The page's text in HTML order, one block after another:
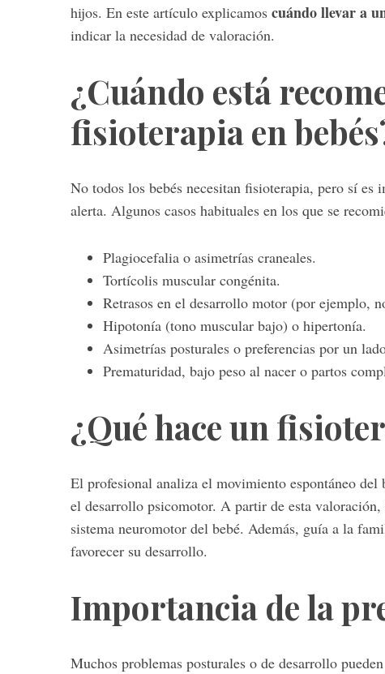
hijos. En este artículo explicamos cuándo llevar a
indicar la necesidad de valoración.
¿Cuándo está
fisioterapia en
No todos los bebés necesitan fisioterapia, pero sí es
alerta. Algunos casos habituales en los que se
Plagiocefalia o asimetrías craneales.
Tortícolis muscular congénita.
Retrasos en el desarrollo motor (por ejemplo,
Hipotonía (tono muscular bajo) o hipertonía.
Asimetrías posturales o preferencias por un
Prematuridad, bajo peso al nacer o partos
¿Qué hace un
El profesional analiza el movimiento espontáneo
el desarrollo psicomotor. A partir de esta
sistema neuromotor del bebé. Además, guía a la
favorecer su desarrollo.
Importancia de la
Muchos problemas posturales o de desarrollo
S
r
c
h
f
o
r
: